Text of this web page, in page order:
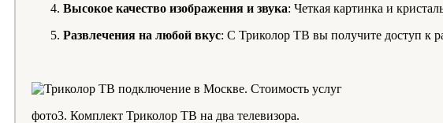
Высокое качество изображения и звука: Четкая картинка и
Развлечения на любой вкус: С Триколор ТВ вы получите доступ к
фото3. Комплект Триколор ТВ на два телевизора.